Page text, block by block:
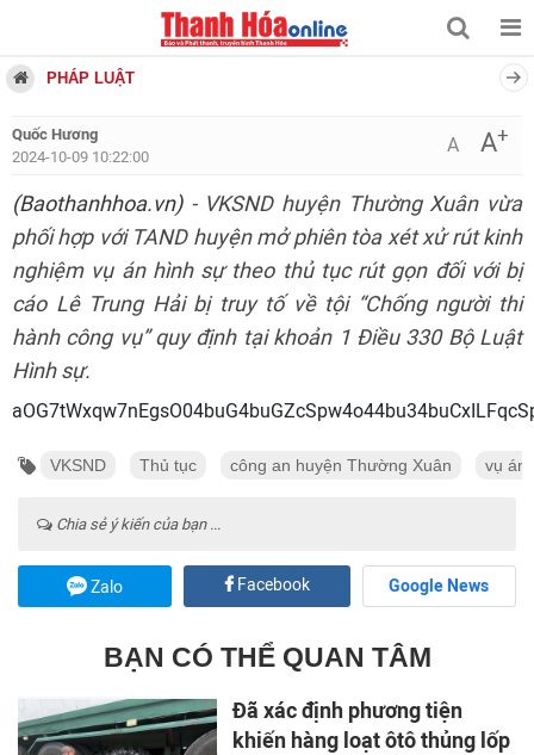
PHÁP LUẬT
Quốc Hương
2024-10-09 10:22:00
A A+
(Baothanhhoa.vn)- VKSND huyện Thường Xuân vừa
phối hợp với TAND huyện mở phiên tòa xét xử rút kinh
nghiệm vụ án hình sự theo thủ tục rút gọn đối với bị
cáo Lê Trung Hải bị truy tố về tội “Chống người thi
hành công vụ” quy định tại khoản 1 Điều 330 Bộ Luật
Hình sự.
VKSND Thủ tục công an huyện Thường Xuân vụ án
Chia sẻ ý kiến của bạn ...
Zalo Facebook Google News
BẠN CÓ THỂ QUAN TÂM
Đã xác định phương tiện
khiến hàng loạt ôtô thủng lốp